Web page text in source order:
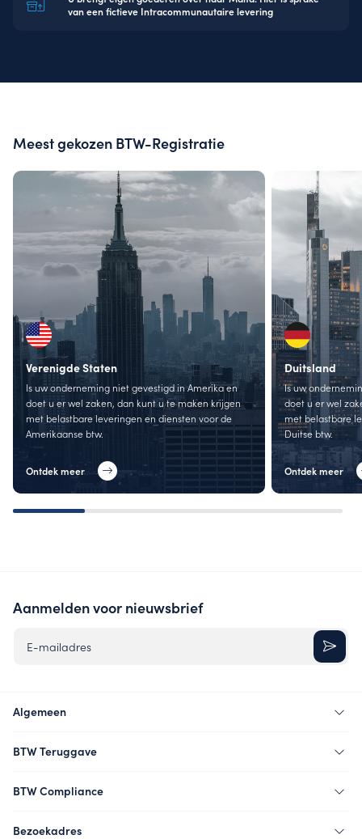
van een fictieve Intracommunautaire levering
Meest gekozen BTW-Registratie
Verenigde Staten
Is uw onderneming niet gevestigd in Amerika en
doet u er wel zaken, dan kunt u te maken krijgen
met belastbare leveringen en diensten voor de
Amerikaanse btw.
Ontdek meer
Duitsland
Is uw
doet u er wel
met belastbare
Duitse btw.
Ontdek meer
Algemeen
BTW Teruggave
BTW Compliance
Bezoekadres
Aanmelden voor nieuwsbrief
E-mailadres